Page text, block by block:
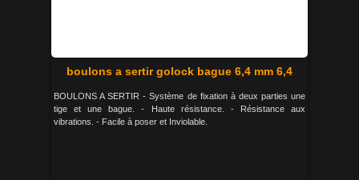
boulons a sertir golock bague 6,4 mm 6,4
BOULONS A SERTIR - Système de fixation à deux parties une
tige et une bague. - Haute résistance. - Résistance aux
vibrations. - Facile à poser et Inviolable.